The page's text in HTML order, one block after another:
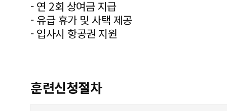
- 연 2회 상여금 지급
- 유급 휴가 및 사택 제공
- 입사시 항공권 지원
훈련신청절차